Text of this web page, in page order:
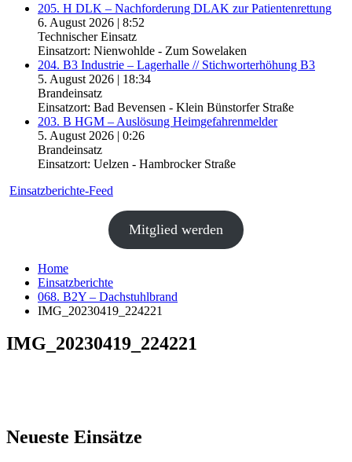
205. H DLK – Nachforderung DLAK zur Patientenrettung
6. August 2026 | 8:52
Technischer Einsatz
Einsatzort: Nienwohlde - Zum Sowelaken
204. B3 Industrie – Lagerhalle // Stichworterhöhung B3
5. August 2026 | 18:34
Brandeinsatz
Einsatzort: Bad Bevensen - Klein Bünstorfer Straße
203. B HGM – Auslösung Heimgefahrenmelder
5. August 2026 | 0:26
Brandeinsatz
Einsatzort: Uelzen - Hambrocker Straße
Einsatzberichte-Feed
Mitglied werden
Home
Einsatzberichte
068. B2Y – Dachstuhlbrand
IMG_20230419_224221
IMG_20230419_224221
Neueste Einsätze